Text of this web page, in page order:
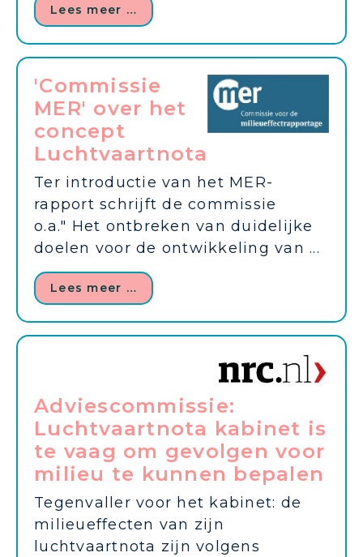
Lees meer …
'Commissie
MER' over het
concept
Luchtvaartnota
Ter introductie van het MER-
rapport schrijft de commissie
o.a." Het ontbreken van duidelijke
doelen voor de ontwikkeling van ...
Lees meer …
Adviescommissie:
Luchtvaartnota kabinet is
te vaag om gevolgen voor
milieu te kunnen bepalen
Tegenvaller voor het kabinet: de
milieueffecten van zijn
luchtvaartnota zijn volgens